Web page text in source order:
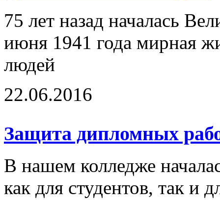
75 лет назад началась
июня 1941 года мирная
людей
22.06.2016
Защита дипломных
В нашем колледже
как для студентов, так и